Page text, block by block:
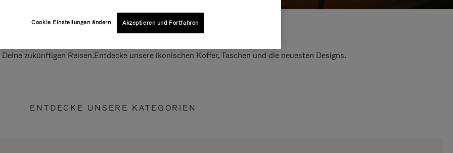
zukünftigen Reisen.Entdecke unsere ikonischen Koffer, Taschen und die neuesten Designs.
ENTDECKE UNSERE KATEGORIEN
Cookie Einstellungen ändern Akzeptieren und Fortfahren